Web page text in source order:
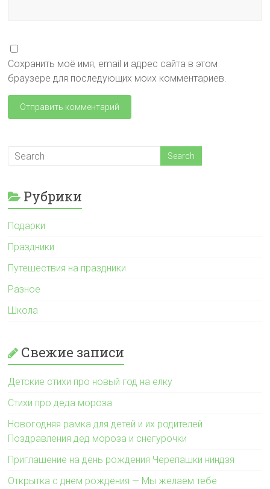
Сохранить моё имя, email и адрес сайта в этом
браузере для последующих моих комментариев.
Рубрики
Подарки
Праздники
Путешествия на праздники
Разное
Школа
Свежие записи
Детские стихи про новый год на елку
Стихи про деда мороза
Новогодняя рамка для детей и их родителей
Поздравления дед мороза и снегурочки
Приглашение на день рождения Черепашки ниндзя
Открытка с днем рождения — Мы желаем тебе